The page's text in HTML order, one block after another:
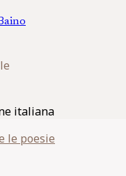
italiana
le poesie